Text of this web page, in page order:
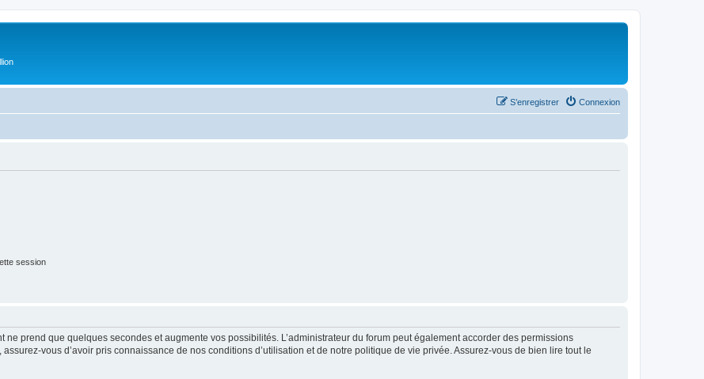
Connexion
S’enregistrer
session
ne prend que quelques secondes et augmente vos possibilités. L’administrateur du forum peut également accorder des permissions
vous d’avoir pris connaissance de nos conditions d’utilisation et de notre politique de vie privée. Assurez-vous de bien lire tout le